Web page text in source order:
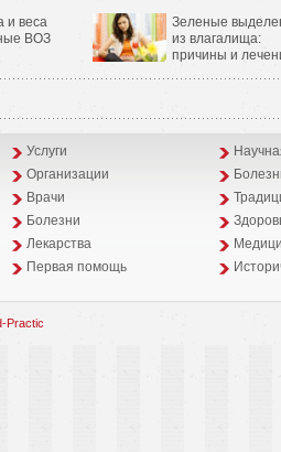
и веса
ВОЗ
Зеленые
из влагалища:
причины и
Услуги
Организации
Врачи
Болезни
Лекарства
Первая помощь
Practic